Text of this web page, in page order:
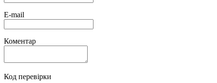
E-mail
Коментар
Код перевірки